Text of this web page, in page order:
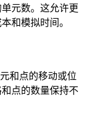
元数。这允许更
和模拟时间。
和点的移动或位
点的数量保持不